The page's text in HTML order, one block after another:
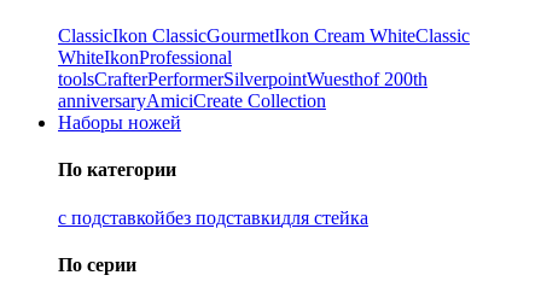
ClassicIkon ClassiсGourmetIkon Cream WhiteClassic
WhiteIkonProfessional
toolsCrafterPerformerSilverpointWuesthof 200th
anniversaryAmiciCreate Collection
Наборы ножей
По категории
с подставкойбез подставкидля стейка
По серии